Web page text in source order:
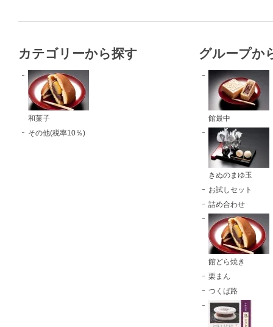
カテゴリーから探す
和菓子
その他(税率10％)
グループか
館最中
きぬのまゆ玉
お試しセット
詰め合わせ
館どら焼き
栗まん
つくば路